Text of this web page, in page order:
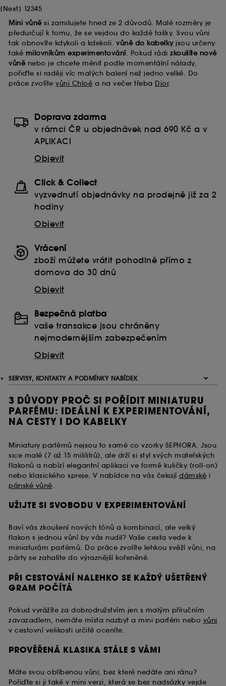
[Next] 12345
Mini vůněsi zamilujete hned ze 2 důvodů. Malé rozměry je
předurčují k tomu, že se vejdou do každé tašky. Svou vůni
tak obnovíte kdykoli a kdekoli. vůně do kabelkyjsou určeny
také milovníkům experimentování. Pokud rádi zkoušíte nové
vůněnebo je chcete měnit podle momentální nálady,
pořiďte si raději víc malých balení než jedno velké. Do
práce zvolíte vůni Chloé a na večer třeba Dior.
Doprava zdarma
v rámci ČR u objednávek nad 690 Kč a v
APLIKACI
Objevit
Click & Collect
vyzvednutí objednávky na prodejně již za 2
hodiny
Objevit
Vrácení
zboží můžete vrátit pohodlně přímo z
domova do 30 dnů
Objevit
Bezpečná platba
vaše transakce jsou chráněny
nejmodernějším zabezpečením
Objevit
SERVISY, KONTAKTY A PODMÍNKY NABÍDEK
3 DŮVODY PROČ SI POŘÍDIT MINIATURU
PARFÉMU: IDEÁLNÍ K EXPERIMENTOVÁNÍ,
NA CESTY I DO KABELKY
Miniatury parfémů nejsou to samé co vzorky SEPHORA. Jsou
sice malé (7 až 15 mililitrů), ale drží si styl svých mateřských
flakonů a nabízí elegantní aplikaci ve formě kuličky (roll-on)
nebo klasického spreje. V nabídce na vás čekají dámské i
pánské vůně.
UŽIJTE SI SVOBODU V EXPERIMENTOVÁNÍ
Baví vás zkoušení nových tónů a kombinací, ale velký
flakon s jednou vůní by vás nudil? Vaše cesta vede k
miniaturám parfémů. Do práce zvolíte lehkou svěží vůni, na
párty se zahalíte do výraznější kořeněné.
PŘI CESTOVÁNÍ NALEHKO SE KAŽDÝ UŠETŘENÝ
GRAM POČÍTÁ
Pokud vyrážíte za dobrodružstvím jen s malým příručním
zavazadlem, nemáte místa nazbyt a mini parfém nebo vůni
v cestovní velikosti určitě oceníte.
PROVĚŘENÁ KLASIKA STÁLE S VÁMI
Máte svou oblíbenou vůni, bez které nedáte ani ránu?
Pořiďte si ji také v mini verzi, která se bez nadsázky vejde